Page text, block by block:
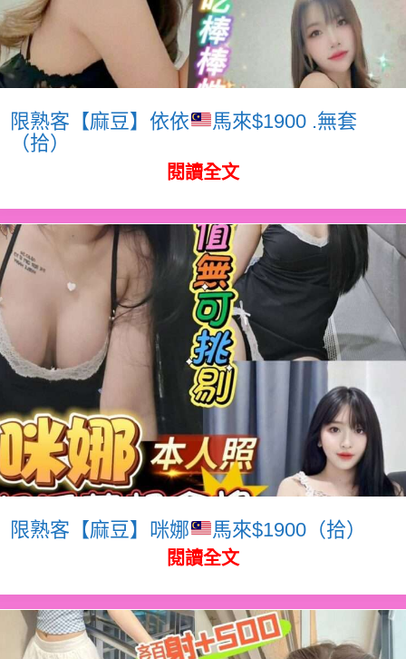
限熟客【麻豆】依依
馬來$1900 .無套
（拾）
閱讀全文
限熟客【麻豆】咪娜 馬來$1900（拾）
閱讀全文